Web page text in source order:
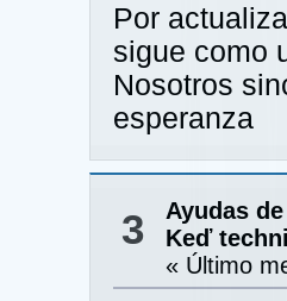
Por
sigue como
Nosotros
esperanza
3
Ayudas
Keď
« Último